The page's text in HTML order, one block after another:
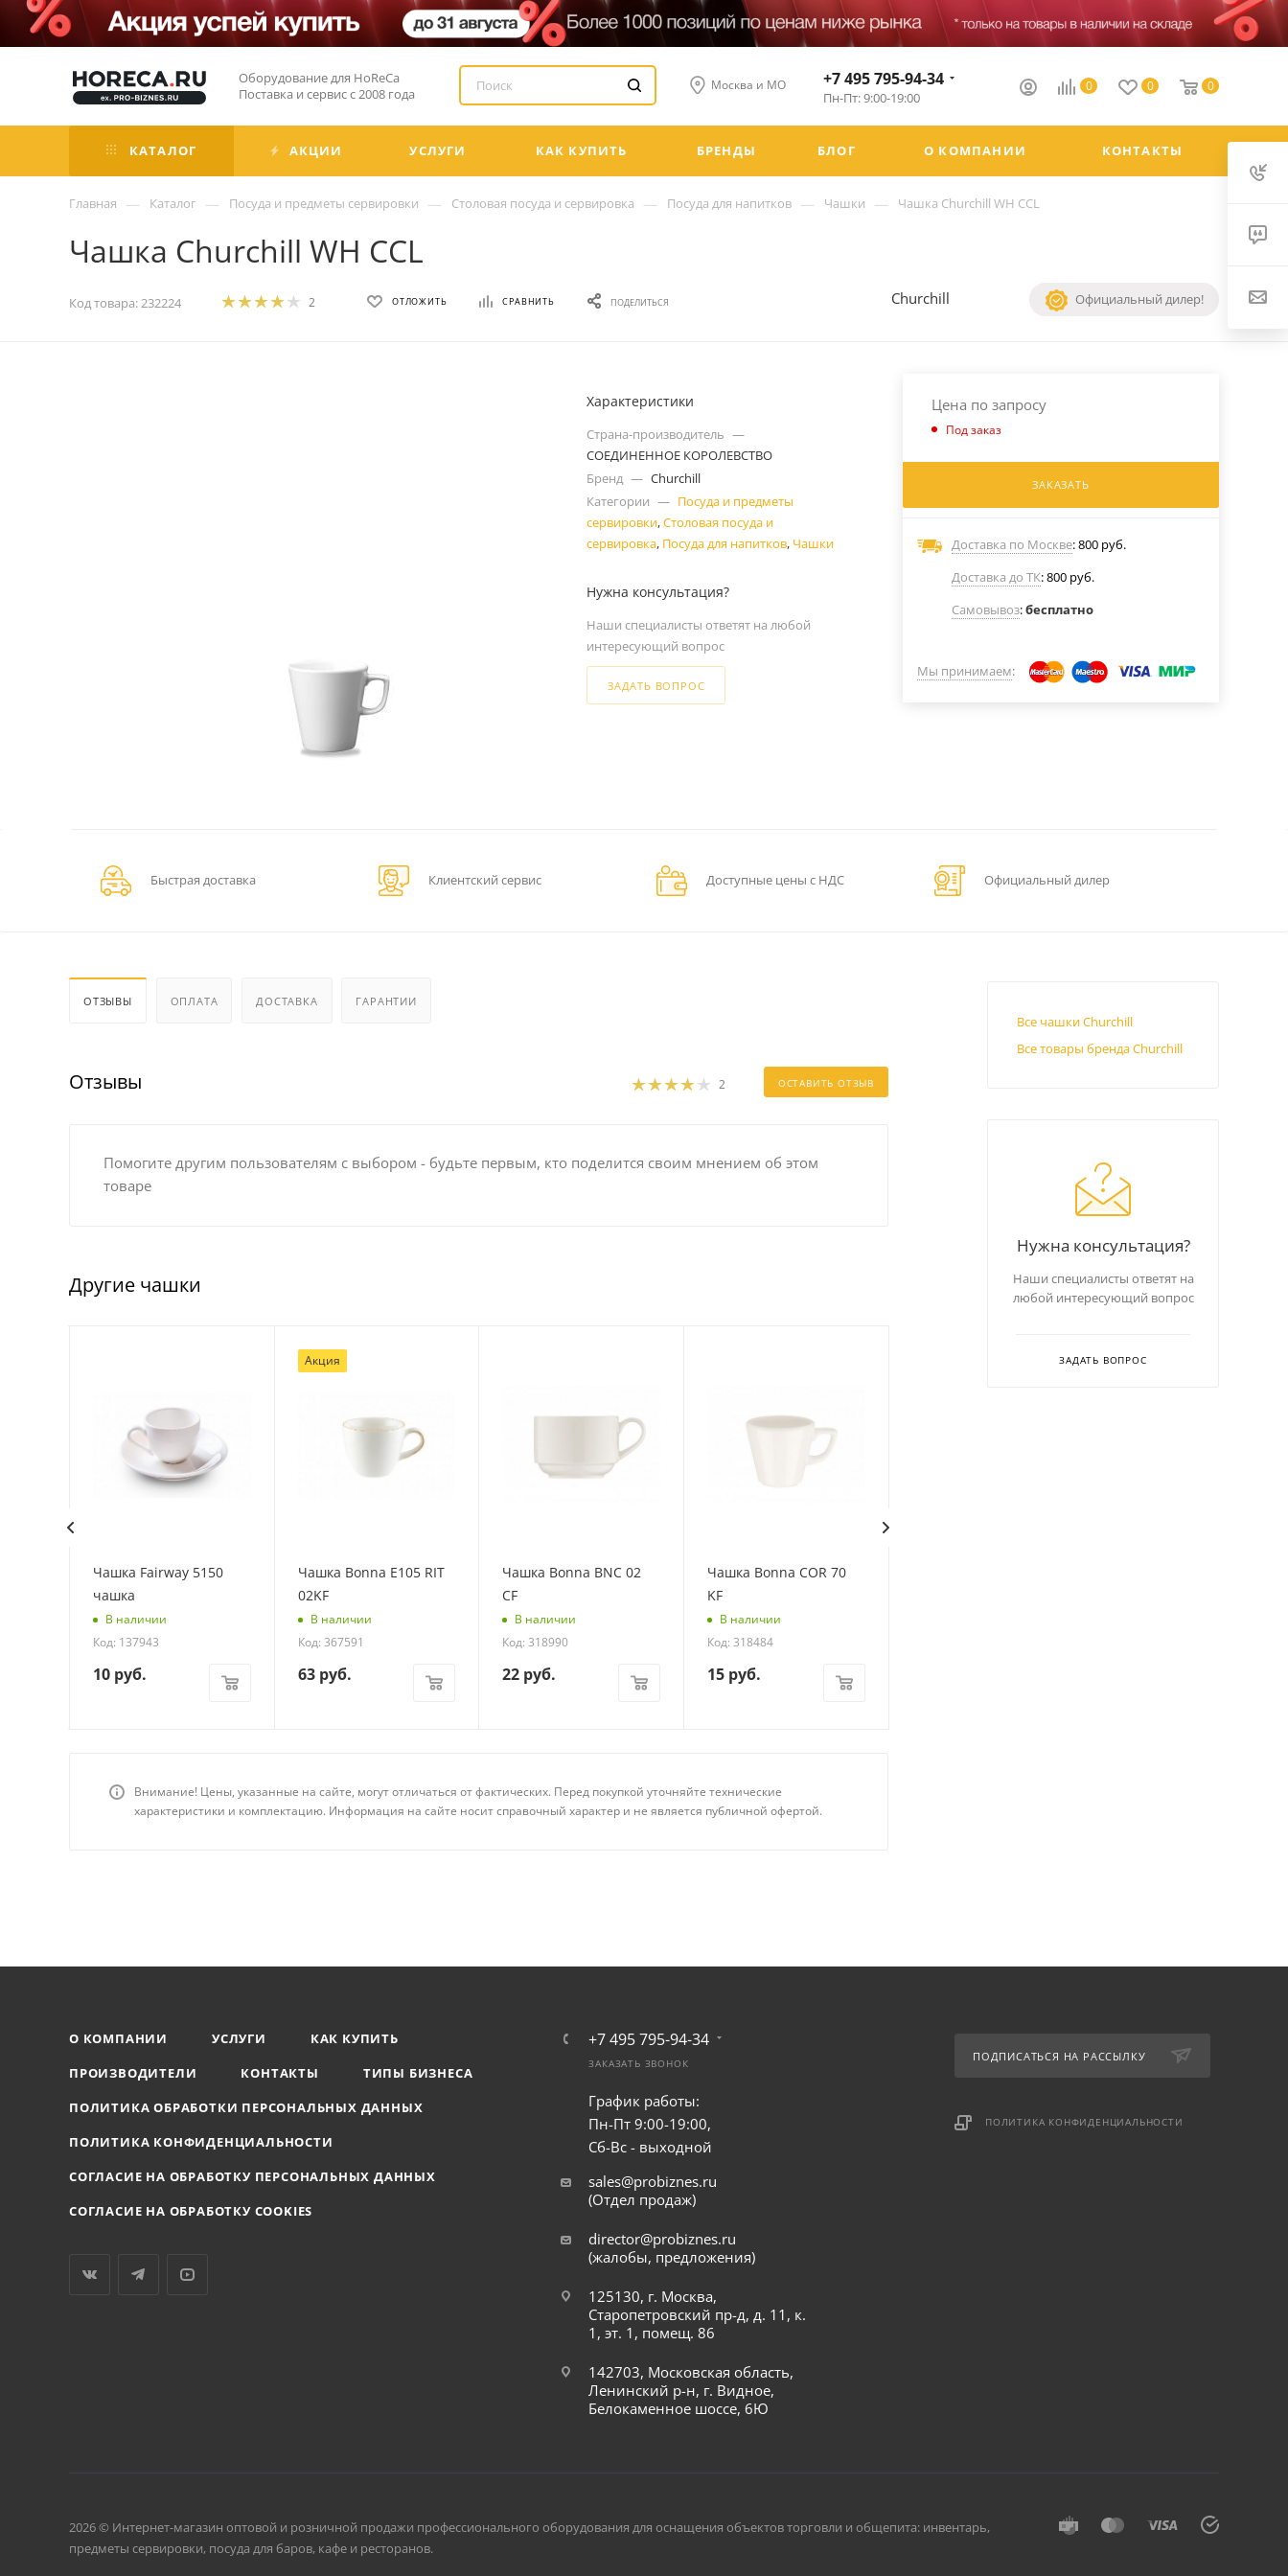
Оборудование для HoReCa
Поставка и сервис с 2008 года
Москва и МО 0 0 0
+7 495 795-94-34
Пн-Пт: 9:00-19:00
КАТАЛОГ АКЦИИ УСЛУГИ КАК КУПИТЬ БРЕНДЫ БЛОГ О КОМПАНИИ КОНТАКТЫ
Главная — Каталог — Посуда и предметы сервировки — Столовая посуда и сервировка — Посуда для напитков — Чашки — Чашка Churchill WH CCL
Чашка Churchill WH CCL
Код товара: 232224 2 ОТЛОЖИТЬ СРАВНИТЬ ПОДЕЛИТЬСЯ Churchill Официальный дилер!
Характеристики
Страна-производитель —
СОЕДИНЕННОЕ КОРОЛЕВСТВО
Бренд — Churchill
Категории — Посуда и предметы
сервировки,Столовая посуда и
сервировка, Посуда для напитков, Чашки
Нужна консультация?
Наши специалисты ответят на любой
интересующий вопрос
ЗАДАТЬ ВОПРОС
Цена по запросу
Под заказ
ЗАКАЗАТЬ
Доставка по Москве: 800 руб.
Доставка до ТК: 800 руб.
Самовывоз:бесплатно
Мы принимаем:
Быстрая доставка Клиентский сервис Доступные цены с НДС Официальный дилер
ОТЗЫВЫ ОПЛАТА ДОСТАВКА ГАРАНТИИ
Отзывы 2 ОСТАВИТЬ ОТЗЫВ
Помогите другим пользователям с выбором - будьте первым, кто поделится своим мнением об этом
товаре
Другие чашки
Чашка Fairway 5150
чашка
В наличии
Код: 137943
10руб.
Акция
Чашка Bonna E105 RIT
02KF
В наличии
Код: 367591
63руб.
Чашка Bonna BNC 02
CF
В наличии
Код: 318990
22 руб.
Чашка Bonna COR 70
KF
В наличии
Код: 318484
15 руб.
Акция
Внимание! Цены, указанные на сайте, могут отличаться от фактических. Перед покупкой уточняйте технические
характеристики и комплектацию. Информация на сайте носит справочный характер и не является публичной офертой.
Все чашки Churchill
Все товары бренда Churchill
Нужна консультация?
Наши специалисты ответят на
любой интересующий вопрос
ЗАДАТЬ ВОПРОС
О КОМПАНИИ УСЛУГИ
КАК КУПИТЬ
ПРОИЗВОДИТЕЛИ
КОНТАКТЫ
ТИПЫ БИЗНЕСА
ПОЛИТИКА ОБРАБОТКИ ПЕРСОНАЛЬНЫХ ДАННЫХ
ПОЛИТИКА КОНФИДЕНЦИАЛЬНОСТИ
СОГЛАСИЕ НА ОБРАБОТКУ ПЕРСОНАЛЬНЫХ ДАННЫХ
СОГЛАСИЕ НА ОБРАБОТКУ COOKIES
+7 495 795-94-34
ЗАКАЗАТЬ ЗВОНОК
График работы:
Пн-Пт 9:00-19:00,
Сб-Вс - выходной
sales@probiznes.ru
(Отдел продаж)
director@probiznes.ru
(жалобы, предложения)
125130, г. Москва,
Старопетровский пр-д, д. 11, к.
1, эт. 1, помещ. 86
142703, Московская область,
Ленинский р-н, г. Видное,
Белокаменное шоссе, 6Ю
ПОДПИСАТЬСЯ НА РАССЫЛКУ
ПОЛИТИКА КОНФИДЕНЦИАЛЬНОСТИ
2026 © Интернет-магазин оптовой и розничной продажи профессионального оборудования для оснащения объектов торговли и общепита: инвентарь,
предметы сервировки, посуда для баров, кафе и ресторанов.